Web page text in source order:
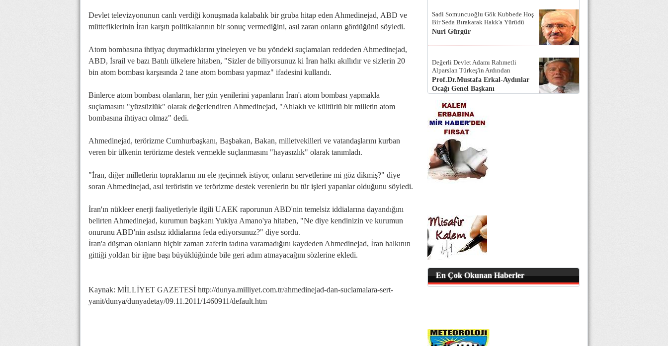
Devlet televizyonunun canlı verdiği konuşmada kalabalık bir gruba hitap eden Ahmedinejad, ABD ve
müttefiklerinin İran karşıtı politikalarının bir sonuç vermediğini, asıl zararı onların gördüğünü söyledi.
Atom bombasına ihtiyaç duymadıklarını yineleyen ve bu yöndeki suçlamaları reddeden Ahmedinejad,
ABD, İsrail ve bazı Batılı ülkelere hitaben, "Sizler de biliyorsunuz ki İran halkı akıllıdır ve sizlerin 20
bin atom bombası karşısında 2 tane atom bombası yapmaz" ifadesini kullandı.
Binlerce atom bombası olanların, her gün yenilerini yapanların İran'ı atom bombası yapmakla
suçlamasını "yüzsüzlük" olarak değerlendiren Ahmedinejad, "Ahlaklı ve kültürlü bir milletin atom
bombasına ihtiyacı olmaz" dedi.
Ahmedinejad, terörizme Cumhurbaşkanı, Başbakan, Bakan, milletvekilleri ve vatandaşlarını kurban
veren bir ülkenin terörizme destek vermekle suçlanmasını "hayasızlık" olarak tanımladı.
"İran, diğer milletlerin topraklarını mı ele geçirmek istiyor, onların servetlerine mi göz dikmiş?" diye
soran Ahmedinejad, asıl teröristin ve terörizme destek verenlerin bu tür işleri yapanlar olduğunu söyledi.
İran'ın nükleer enerji faaliyetleriyle ilgili UAEK raporunun ABD'nin temelsiz iddialarına dayandığını
belirten Ahmedinejad, kurumun başkanı Yukiya Amano'ya hitaben, "Ne diye kendinizin ve kurumun
onurunu ABD'nin asılsız iddialarına feda ediyorsunuz?" diye sordu.
İran'a düşman olanların hiçbir zaman zaferin tadına varamadığını kaydeden Ahmedinejad, İran halkının
gittiği yoldan bir iğne başı büyüklüğünde bile geri adım atmayacağını sözlerine ekledi.
Kaynak: MİLLİYET GAZETESİ http://dunya.milliyet.com.tr/ahmedinejad-dan-suclamalara-sert-
yanit/dunya/dunyadetay/09.11.2011/1460911/default.htm
Sadi Somuncuoğlu Gök Kubbede Hoş
Bir Seda Bırakarak Hakk'a Yürüdü
Nuri Gürgür
Değerli Devlet Adamı Rahmetli
Alparslan Türkeş'in Ardından
Prof.Dr.Mustafa Erkal-Aydınlar
Ocağı Genel Başkanı
En Çok Okunan Haberler